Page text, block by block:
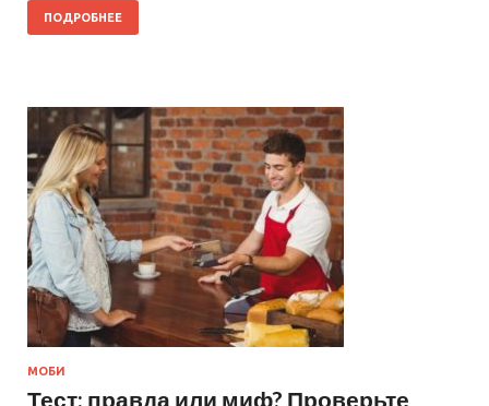
ПОДРОБНЕЕ
МОБИ
Тест: правда или миф? Проверьте